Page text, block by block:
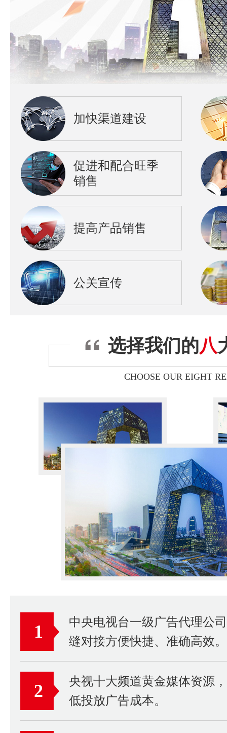
加快渠道建设
促进和配合旺季
销售
提高产品销售
公关宣传
选择我们的八
CHOOSE OUR EIGHT
1
中央电视台一级广告代理公
缝对接方便快捷、准确高效。
2
央视十大频道黄金媒体资源
低投放广告成本。